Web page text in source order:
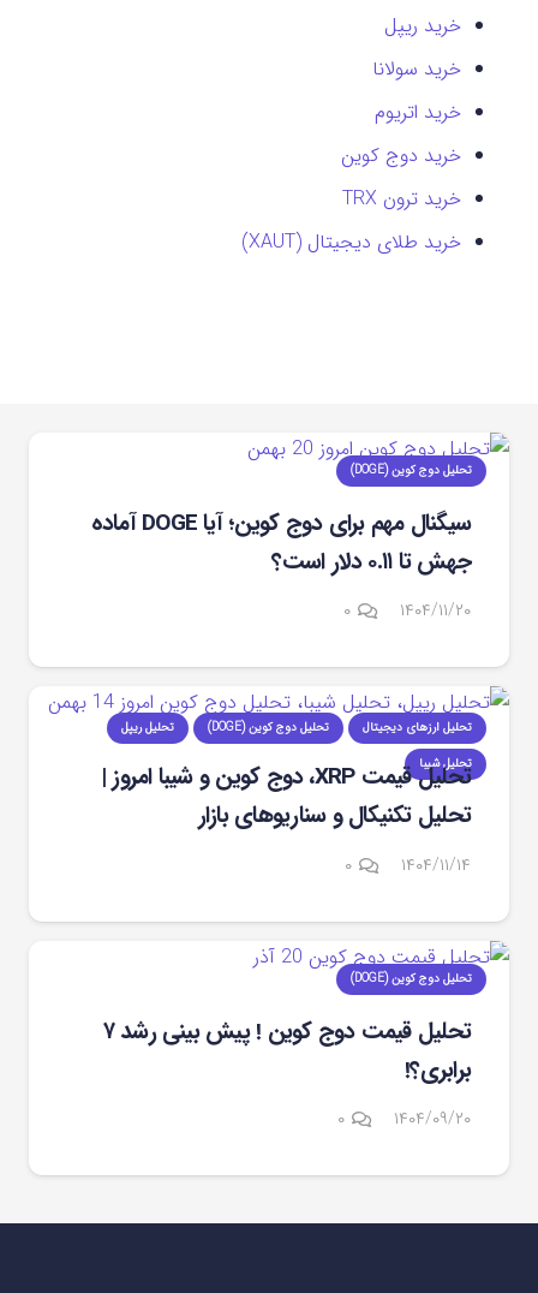
خرید ریپل
خرید سولانا
خرید اتریوم
خرید دوج کوین
خرید ترون TRX
خرید طلای دیجیتال (XAUT)
تحلیل دوج کوین (DOGE)
سیگنال مهم برای دوج‌ کوین؛ آیا DOGE آماده
جهش تا ۰.۱۱ دلار است؟
۱۴۰۴/۱۱/۲۰ ۰
تحلیل ارزهای دیجیتال تحلیل دوج کوین (DOGE)
تحلیل ریپل
تحلیل شیبا
تحلیل قیمت XRP، دوج‌ کوین و شیبا امروز |
تحلیل تکنیکال و سناریوهای بازار
۱۴۰۴/۱۱/۱۴ ۰
تحلیل دوج کوین (DOGE)
تحلیل قیمت دوج کوین ! پیش بینی رشد ۷
برابری؟!
۱۴۰۴/۰۹/۲۰ ۰